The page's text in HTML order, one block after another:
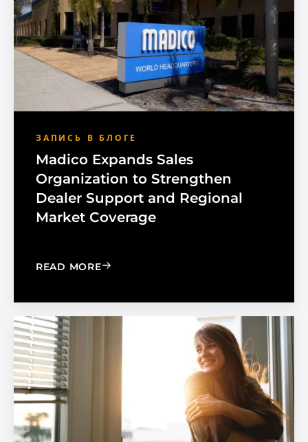
ЗАПИСЬ В БЛОГЕ
Madico Expands Sales
Organization to Strengthen
Dealer Support and Regional
Market Coverage
READ MORE: MADICO EXPANDS SALES